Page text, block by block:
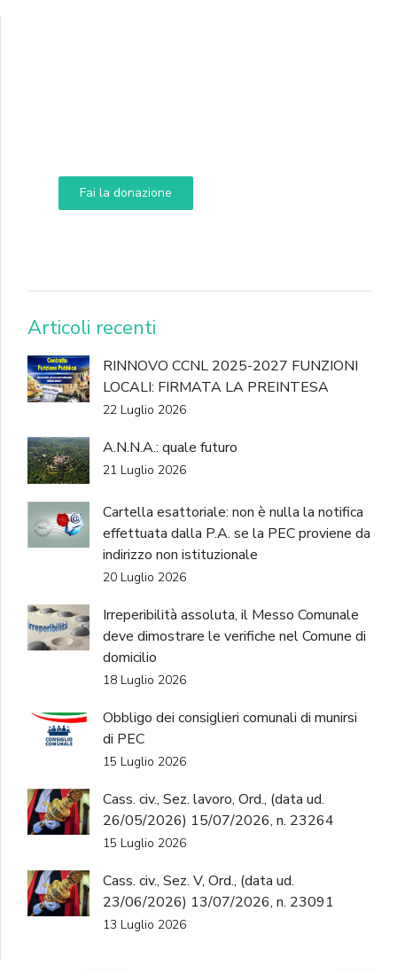
Fai la donazione
DONA
Articoli recenti
RINNOVO CCNL 2025-2027 FUNZIONI
LOCALI: FIRMATA LA PREINTESA
22 Luglio 2026
A.N.N.A.: quale futuro
21 Luglio 2026
Cartella esattoriale: non è nulla la notifica
effettuata dalla P.A. se la PEC proviene da
indirizzo non istituzionale
20 Luglio 2026
Irreperibilità assoluta, il Messo Comunale
deve dimostrare le verifiche nel Comune di
domicilio
18 Luglio 2026
Obbligo dei consiglieri comunali di munirsi
di PEC
15 Luglio 2026
Cass. civ., Sez. lavoro, Ord., (data ud.
26/05/2026) 15/07/2026, n. 23264
15 Luglio 2026
Cass. civ., Sez. V, Ord., (data ud.
23/06/2026) 13/07/2026, n. 23091
13 Luglio 2026